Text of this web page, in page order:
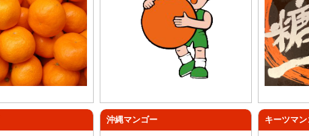
沖縄マンゴー キーツマ